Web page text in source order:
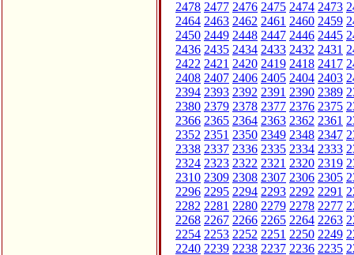
2478 2477 2476 2475 2474 2473
2464 2463 2462 2461 2460 2459
2450 2449 2448 2447 2446 2445
2436 2435 2434 2433 2432 2431
2422 2421 2420 2419 2418 2417
2408 2407 2406 2405 2404 2403
2394 2393 2392 2391 2390 2389
2380 2379 2378 2377 2376 2375
2366 2365 2364 2363 2362 2361
2352 2351 2350 2349 2348 2347
2338 2337 2336 2335 2334 2333
2324 2323 2322 2321 2320 2319
2310 2309 2308 2307 2306 2305
2296 2295 2294 2293 2292 2291
2282 2281 2280 2279 2278 2277
2268 2267 2266 2265 2264 2263
2254 2253 2252 2251 2250 2249
2240 2239 2238 2237 2236 2235